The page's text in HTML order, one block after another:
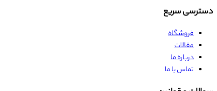
دسترسی سریع
فروشگاه
مقالات
درباره ما
تماس با ما